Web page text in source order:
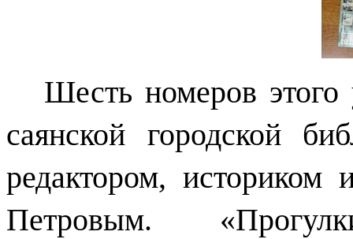
Шесть номеров
саянской городской
редактором,
Петровым.